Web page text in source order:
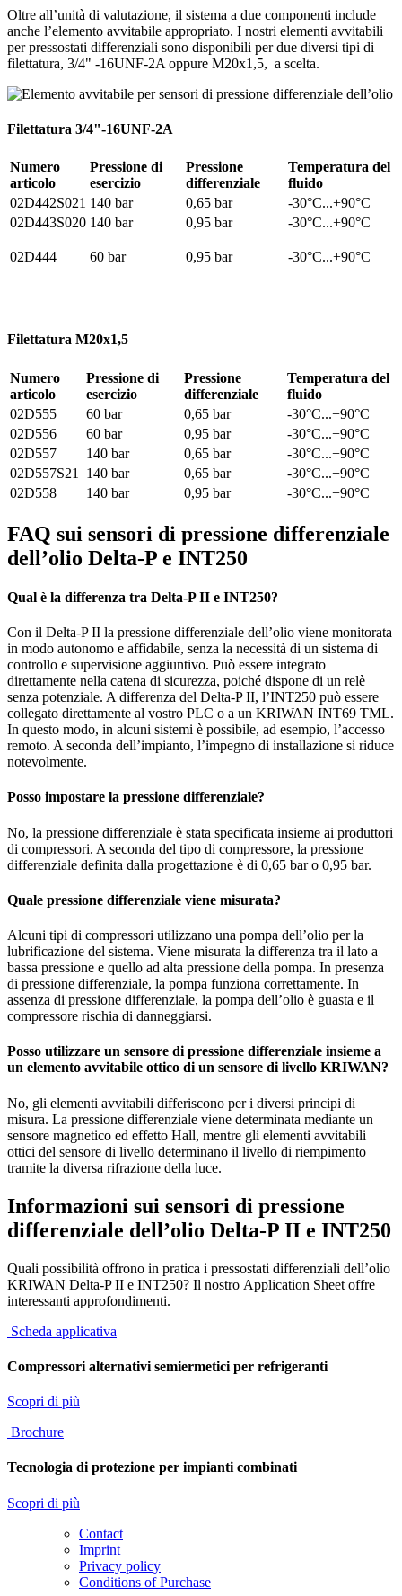
Oltre all’unità di valutazione, il sistema a due componenti include
anche l’elemento avvitabile appropriato. I nostri elementi avvitabili
per pressostati differenziali sono disponibili per due diversi tipi di
filettatura, 3/4" -16UNF-2A oppure M20x1,5, a scelta.
Filettatura 3/4"-16UNF-2A
Numero
articolo
Pressione di
esercizio
Pressione
differenziale
Temperatura del
fluido
02D442S021 140 bar 0,65 bar
-30°C...+90°C
02D443S020 140 bar 0,95 bar -30°C...+90°C
02D444 60 bar 0,95 bar -30°C...+90°C
Filettatura M20x1,5
Numero
articolo
Pressione di
esercizio
Pressione
differenziale
Temperatura del
fluido
02D555
60 bar 0,65 bar
-30°C...+90°C
02D556
60 bar 0,95 bar
-30°C...+90°C
02D557
140 bar 0,65 bar
-30°C...+90°C
02D557S21
140 bar 0,65 bar
-30°C...+90°C
02D558
140 bar 0,95 bar -30°C...+90°C
FAQ sui sensori di pressione differenziale
dell’olio Delta‑P e INT250
Qual è la differenza tra Delta‑P II e INT250?
Con il Delta‑P II la pressione differenziale dell’olio viene monitorata
in modo autonomo e affidabile, senza la necessità di un sistema di
controllo e supervisione aggiuntivo. Può essere integrato
direttamente nella catena di sicurezza, poiché dispone di un relè
senza potenziale. A differenza del Delta‑P II, l’INT250 può essere
collegato direttamente al vostro PLC o a un KRIWAN INT69 TML.
In questo modo, in alcuni sistemi è possibile, ad esempio, l’accesso
remoto. A seconda dell’impianto, l’impegno di installazione si riduce
notevolmente.
Posso impostare la pressione differenziale?
No, la pressione differenziale è stata specificata insieme ai produttori
di compressori. A seconda del tipo di compressore, la pressione
differenziale definita dalla progettazione è di 0,65 bar o 0,95 bar.
Quale pressione differenziale viene misurata?
Alcuni tipi di compressori utilizzano una pompa dell’olio per la
lubrificazione del sistema. Viene misurata la differenza tra il lato a
bassa pressione e quello ad alta pressione della pompa. In presenza
di pressione differenziale, la pompa funziona correttamente. In
assenza di pressione differenziale, la pompa dell’olio è guasta e il
compressore rischia di danneggiarsi.
Posso utilizzare un sensore di pressione differenziale insieme a
un elemento avvitabile ottico di un sensore di livello KRIWAN?
No, gli elementi avvitabili differiscono per i diversi principi di
misura. La pressione differenziale viene determinata mediante un
sensore magnetico ed effetto Hall, mentre gli elementi avvitabili
ottici del sensore di livello determinano il livello di riempimento
tramite la diversa rifrazione della luce.
Informazioni sui sensori di pressione
differenziale dell’olio Delta‑P II e INT250
Quali possibilità offrono in pratica i pressostati differenziali dell’olio
KRIWAN Delta‑P II e INT250? Il nostro Application Sheet offre
interessanti approfondimenti.
Contact
Imprint
Privacy policy